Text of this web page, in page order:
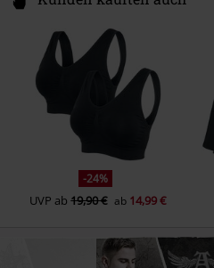
-24%
UVP ab19,90 € ab 14,99 €